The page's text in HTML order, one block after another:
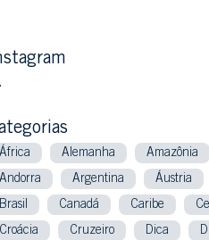
África Alemanha Amazônia
Andorra Argentina Áustria
Brasil Canadá Caribe
Croácia Cruzeiro Dica